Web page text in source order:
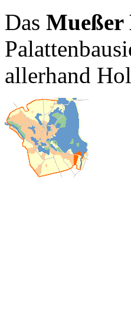
Das Mueßer
allerhand